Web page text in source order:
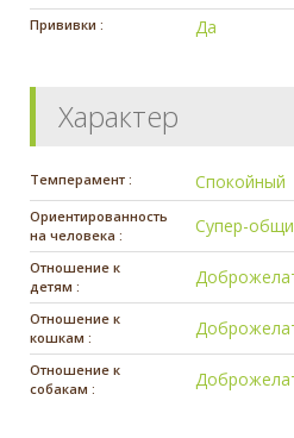
Прививки : Да
Характер
Темперамент : Спокойный
Ориентированность
на человека :
Супер-
Отношение к
детям :
Отношение к
кошкам :
Отношение к
собакам :